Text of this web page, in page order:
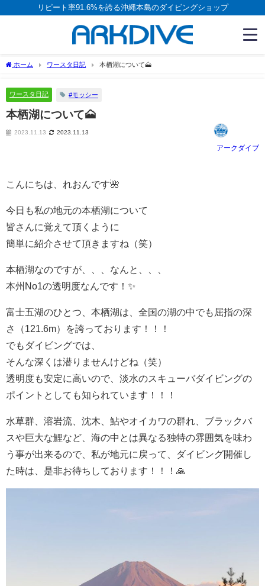
リピート率91.6%を誇る沖縄本島のダイビングショップ
ホーム ワースタ日記 本栖湖について🗻
ワースタ日記 #モッシー
本栖湖について🗻
2023.11.13 2023.11.13
アークダイブ
こんにちは、れおんです🌺
今日も私の地元の本栖湖について
皆さんに覚えて頂くように
簡単に紹介させて頂きますね（笑）
本栖湖なのですが、、、なんと、、、
本州No1の透明度なんです！✨
富士五湖のひとつ、本栖湖は、全国の湖の中でも屈指の深
さ（121.6m）を誇っております！！！
でもダイビングでは、
そんな深くは潜りませんけどね（笑）
透明度も安定に高いので、淡水のスキューバダイビングの
ポイントとしても知られています！！！
水草群、溶岩流、沈木、鮎やオイカワの群れ、ブラックバ
スや巨大な鯉など、海の中とは異なる独特の雰囲気を味わ
う事が出来るので、私が地元に戻って、ダイビング開催し
た時は、是非お待ちしております！！！🙏